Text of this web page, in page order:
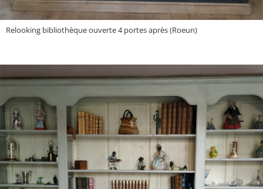
Relooking bibliothèque ouverte 4 portes après (Roeun)